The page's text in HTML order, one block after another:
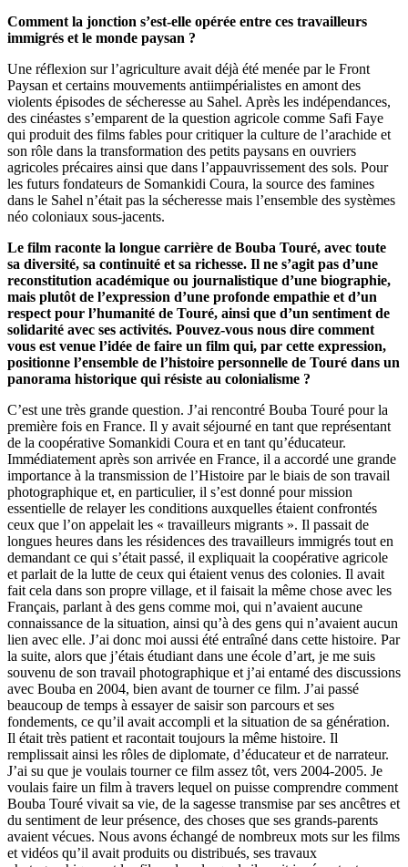
Comment la jonction s’est-elle opérée entre ces travailleurs
immigrés et le monde paysan ?
Une réflexion sur l’agriculture avait déjà été menée par le Front
Paysan et certains mouvements antiimpérialistes en amont des
violents épisodes de sécheresse au Sahel. Après les indépendances,
des cinéastes s’emparent de la question agricole comme Safi Faye
qui produit des films fables pour critiquer la culture de l’arachide et
son rôle dans la transformation des petits paysans en ouvriers
agricoles précaires ainsi que dans l’appauvrissement des sols. Pour
les futurs fondateurs de Somankidi Coura, la source des famines
dans le Sahel n’était pas la sécheresse mais l’ensemble des systèmes
néo coloniaux sous-jacents.
Le film raconte la longue carrière de Bouba Touré, avec toute
sa diversité, sa continuité et sa richesse. Il ne s’agit pas d’une
reconstitution académique ou journalistique d’une biographie,
mais plutôt de l’expression d’une profonde empathie et d’un
respect pour l’humanité de Touré, ainsi que d’un sentiment de
solidarité avec ses activités. Pouvez-vous nous dire comment
vous est venue l’idée de faire un film qui, par cette expression,
positionne l’ensemble de l’histoire personnelle de Touré dans un
panorama historique qui résiste au colonialisme ?
C’est une très grande question. J’ai rencontré Bouba Touré pour la
première fois en France. Il y avait séjourné en tant que représentant
de la coopérative Somankidi Coura et en tant qu’éducateur.
Immédiatement après son arrivée en France, il a accordé une grande
importance à la transmission de l’Histoire par le biais de son travail
photographique et, en particulier, il s’est donné pour mission
essentielle de relayer les conditions auxquelles étaient confrontés
ceux que l’on appelait les « travailleurs migrants ». Il passait de
longues heures dans les résidences des travailleurs immigrés tout en
demandant ce qui s’était passé, il expliquait la coopérative agricole
et parlait de la lutte de ceux qui étaient venus des colonies. Il avait
fait cela dans son propre village, et il faisait la même chose avec les
Français, parlant à des gens comme moi, qui n’avaient aucune
connaissance de la situation, ainsi qu’à des gens qui n’avaient aucun
lien avec elle. J’ai donc moi aussi été entraîné dans cette histoire. Par
la suite, alors que j’étais étudiant dans une école d’art, je me suis
souvenu de son travail photographique et j’ai entamé des discussions
avec Bouba en 2004, bien avant de tourner ce film. J’ai passé
beaucoup de temps à essayer de saisir son parcours et ses
fondements, ce qu’il avait accompli et la situation de sa génération.
Il était très patient et racontait toujours la même histoire. Il
remplissait ainsi les rôles de diplomate, d’éducateur et de narrateur.
J’ai su que je voulais tourner ce film assez tôt, vers 2004-2005. Je
voulais faire un film à travers lequel on puisse comprendre comment
Bouba Touré vivait sa vie, de la sagesse transmise par ses ancêtres et
du sentiment de leur présence, des choses que ses grands-parents
avaient vécues. Nous avons échangé de nombreux mots sur les films
et vidéos qu’il avait produits ou distribués, ses travaux